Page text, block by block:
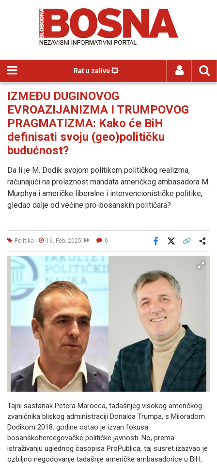
Rat u zalivu 💥
IZMEĐU DUGINOVOG
EVROAZIJANIZMA I TRUMPOVOG
PRAGMATIZMA: Kako će BiH
definisati svoju (geo)političku
budućnost?
Da li je M. Dodik svojom politikom političkog realizma,
računajući na prolaznost mandata američkog ambasadora M.
Murphya i američke liberalne i intervencionističke politike,
gledao dalje od većine pro-bosanskih političara?
Politika 16. Feb. 2025 0
Facebook
Tajni sastanak Petera Marocca, tadašnjeg visokog američkog
zvaničnika bliskog administraciji Donalda Trumpa, s Miloradom
Dodikom 2018. godine ostao je izvan fokusa
bosanskohercegovačke političke javnosti. No, prema
istraživanju uglednog časopisa ProPublica, taj susret izazvao je
ozbiljno negodovanje tadašnje američke ambasadorice u BiH,